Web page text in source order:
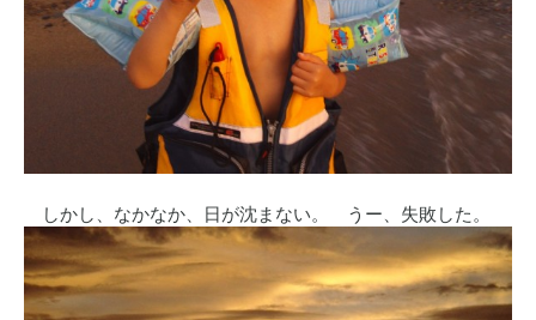
しかし、なかなか、日が沈まない。 うー、失敗した。